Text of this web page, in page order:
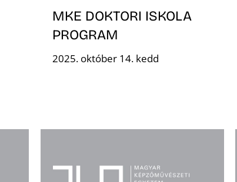
MKE DOKTORI ISKOLA
PROGRAM
2025. október 14. kedd